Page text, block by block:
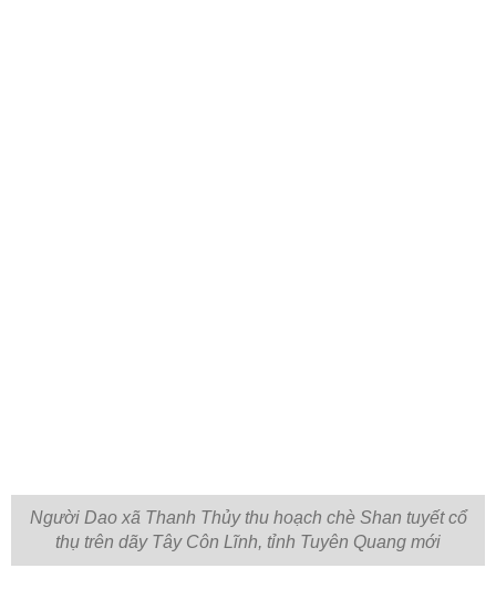
Người Dao xã Thanh Thủy thu hoạch chè Shan tuyết cổ
thụ trên dãy Tây Côn Lĩnh, tỉnh Tuyên Quang mới